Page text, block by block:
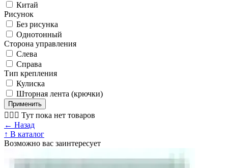
Китай
Рисунок
Без рисунка
Однотонный
Сторона управления
Слева
Справа
Тип крепления
Кулиска
Шторная лента (крючки)
Применить
🤷🏼‍♂️ Тут пока нет товаров
← Назад
↑ В каталог
Возможно вас заинтересует